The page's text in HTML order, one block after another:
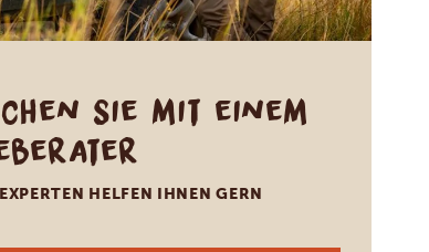
Sie mit einem
HELFEN IHNEN GERN